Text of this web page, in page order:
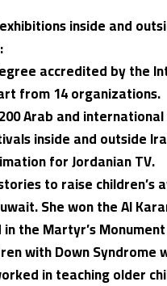
inside and
accredited by the
from 14 organizations.
Arab and
inside and outside
for Jordanian TV.
to raise children’s
She won the Al
the Martyr’s
with Down
in teaching older